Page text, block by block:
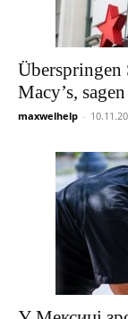
Überspringen
Macy’s,
maxwelhelp -